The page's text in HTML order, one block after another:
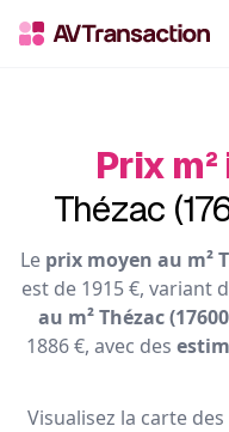
Prix
Thézac
Le prix moyen au m²
est de 1915 €, variant
au m² Thézac
1886 €, avec des
Visualisez la carte